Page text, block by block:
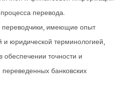
перевода.
имеющие опыт
юридической терминологией,
обеспечении точности и
банковских